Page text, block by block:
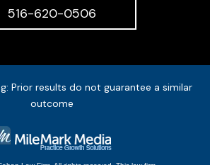
516-620-0506
Prior results do not guarantee a similar
outcome